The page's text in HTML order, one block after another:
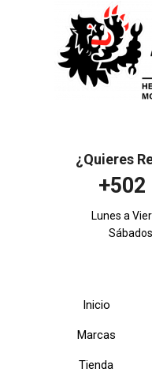
¿Quieres
Lunes a
Inicio
Marcas
Tienda